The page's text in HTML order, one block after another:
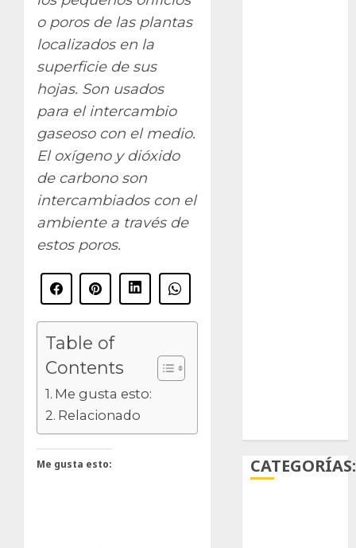
o poros de las plantas
localizados en la
superficie de sus
hojas. Son usados
para el intercambio
gaseoso con el medio.
El oxígeno y dióxido
de carbono son
intercambiados con el
ambiente a través de
estos poros.
Table of
Contents
Me gusta esto:
Relacionado
Me gusta esto: CATEGORÍAS: